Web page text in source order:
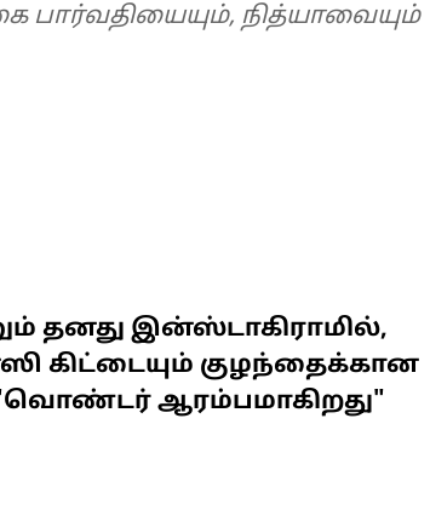
தனது இன்ஸ்டாகிராமில்,
கிட்டையும் குழந்தைக்கான
"வொண்டர் ஆரம்பமாகிறது"